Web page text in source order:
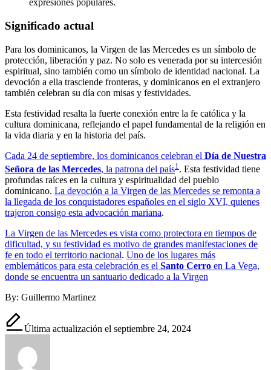
expresiones populares.
Significado actual
Para los dominicanos, la Virgen de las Mercedes es un símbolo de
protección, liberación y paz. No solo es venerada por su intercesión
espiritual, sino también como un símbolo de identidad nacional. La
devoción a ella trasciende fronteras, y dominicanos en el extranjero
también celebran su día con misas y festividades.
Esta festividad resalta la fuerte conexión entre la fe católica y la
cultura dominicana, reflejando el papel fundamental de la religión en
la vida diaria y en la historia del país.
Cada 24 de septiembre, los dominicanos celebran el Día de Nuestra
Señora de las Mercedes, la patrona del país1 . Esta festividad tiene
profundas raíces en la cultura y espiritualidad del pueblo
dominicano. La devoción a la Virgen de las Mercedes se remonta a
la llegada de los conquistadores españoles en el siglo XVI, quienes
trajeron consigo esta advocación mariana.
La Virgen de las Mercedes es vista como protectora en tiempos de
dificultad, y su festividad es motivo de grandes manifestaciones de
fe en todo el territorio nacional. Uno de los lugares más
emblemáticos para esta celebración es el Santo Cerro en La Vega,
donde se encuentra un santuario dedicado a la Virgen
By: Guillermo Martinez
Última actualización el septiembre 24, 2024